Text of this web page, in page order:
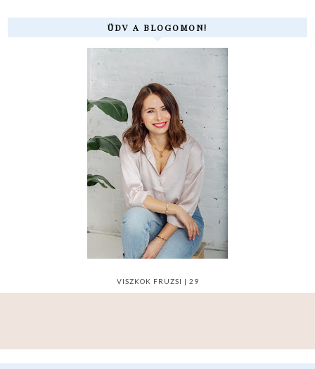
ÜDV A BLOGOMON!
VISZKOK FRUZSI | 29